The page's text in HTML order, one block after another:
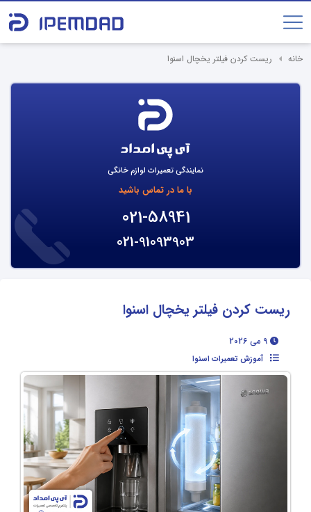
خانه ریست کردن فیلتر یخچال اسنوا
نمایندگی تعمیرات لوازم خانگی
با ما در تماس باشید
021-58941
021-91093903
ریست کردن فیلتر یخچال اسنوا
آموزش تعمیرات اسنوا